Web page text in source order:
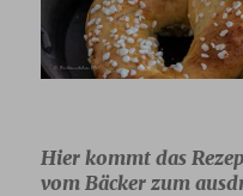
Hier kommt das
vom Bäcker zum